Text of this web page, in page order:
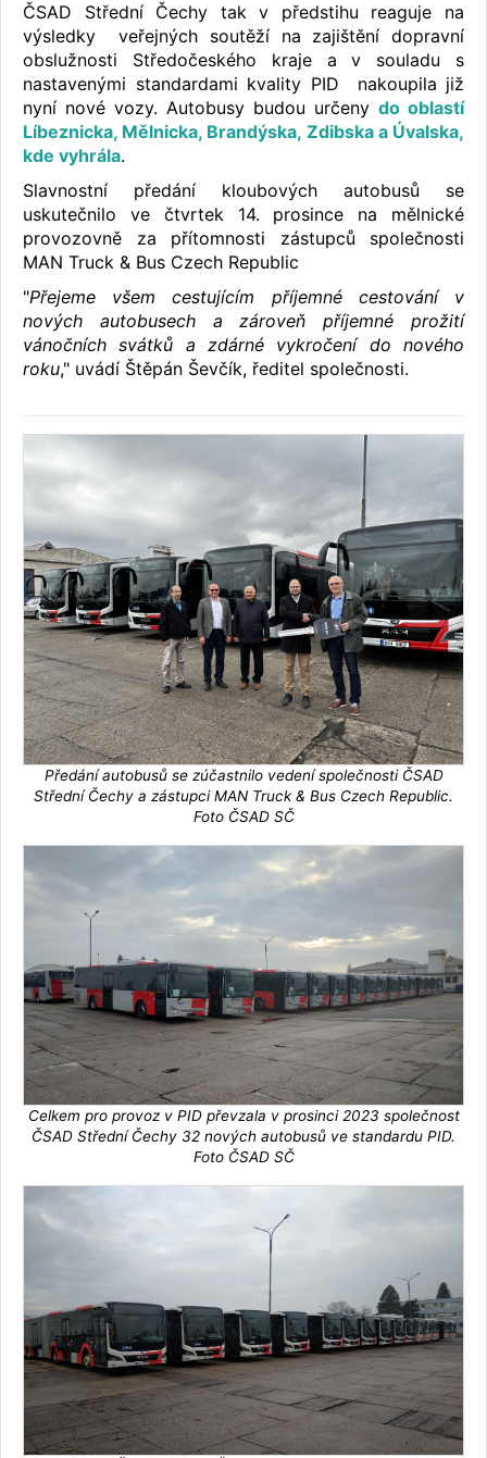
ČSAD Střední Čechy tak v předstihu reaguje na
výsledky veřejných soutěží na zajištění dopravní
obslužnosti Středočeského kraje a v souladu s
nastavenými standardami kvality PID nakoupila již
nyní nové vozy. Autobusy budou určeny do oblastí
Líbeznicka, Mělnicka, Brandýska, Zdibska a Úvalska,
kde vyhrála.
Slavnostní předání kloubových autobusů se
uskutečnilo ve čtvrtek 14. prosince na mělnické
provozovně za přítomnosti zástupců společnosti
MAN Truck & Bus Czech Republic
"Přejeme všem cestujícím příjemné cestování v
nových autobusech a zároveň příjemné prožití
vánočních svátků a zdárné vykročení do nového
roku," uvádí Štěpán Ševčík, ředitel společnosti.
Předání autobusů se zúčastnilo vedení společnosti ČSAD
Střední Čechy a zástupci MAN Truck & Bus Czech Republic.
Foto ČSAD SČ
Celkem pro provoz v PID převzala v prosinci 2023 společnost
ČSAD Střední Čechy 32 nových autobusů ve standardu PID.
Foto ČSAD SČ